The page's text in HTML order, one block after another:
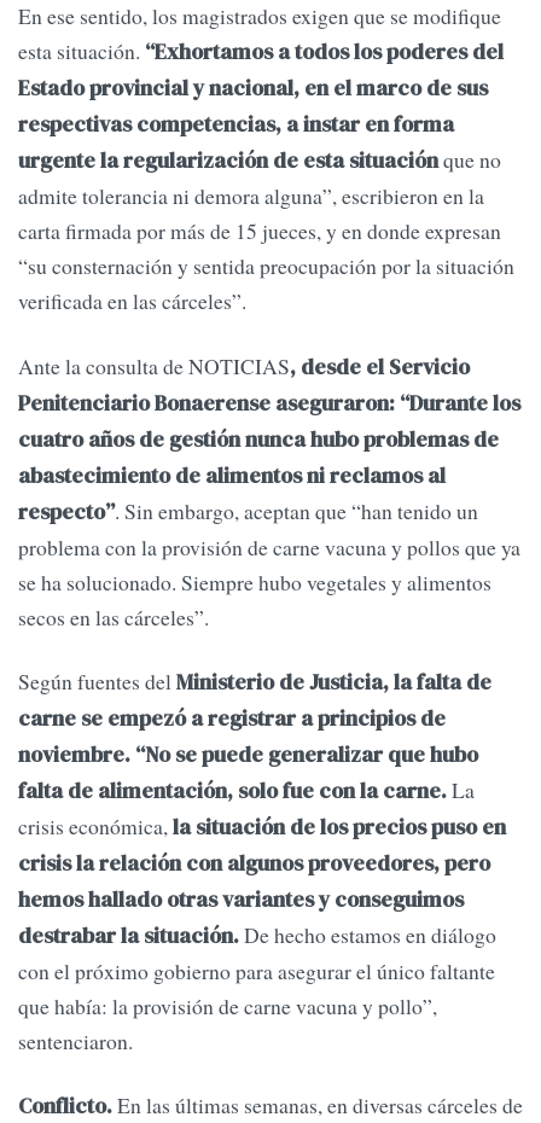
En ese sentido, los magistrados exigen que se modifique
esta situación. “Exhortamos a todos los poderes del
Estado provincial y nacional, en el marco de sus
respectivas competencias, a instar en forma
urgente la regularización de esta situaciónque no
admite tolerancia ni demora alguna”, escribieron en la
carta firmada por más de 15 jueces, y en donde expresan
“su consternación y sentida preocupación por la situación
verificada en las cárceles”.
Ante la consulta de NOTICIAS, desde el Servicio
Penitenciario Bonaerense aseguraron: “Durante los
cuatro años de gestión nunca hubo problemas de
abastecimiento de alimentos ni reclamos al
respecto”. Sin embargo, aceptan que “han tenido un
problema con la provisión de carne vacuna y pollos que ya
se ha solucionado. Siempre hubo vegetales y alimentos
secos en las cárceles”.
Según fuentes delMinisterio de Justicia, la falta de
carne se empezó a registrar a principios de
noviembre. “No se puede generalizar que hubo
falta de alimentación, solo fue con la carne.La
crisis económica,la situación de los precios puso en
crisis la relación con algunos proveedores, pero
hemos hallado otras variantes y conseguimos
destrabar la situación.De hecho estamos en diálogo
con el próximo gobierno para asegurar el único faltante
que había: la provisión de carne vacuna y pollo”,
sentenciaron.
Conflicto.En las últimas semanas, en diversas cárceles de